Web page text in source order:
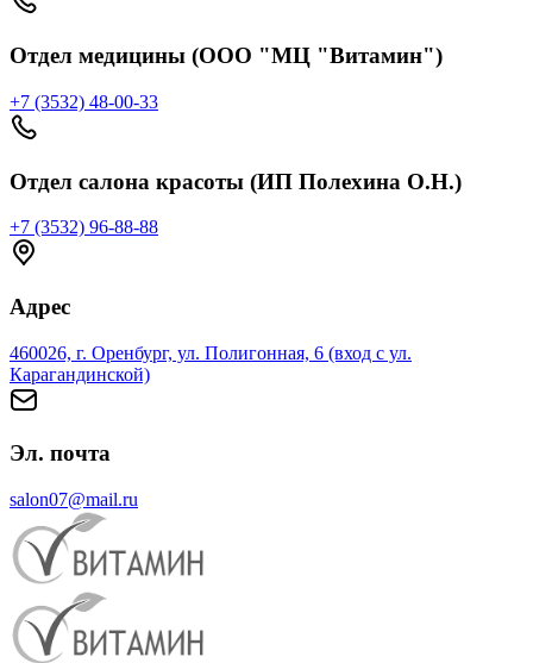
Отдел медицины (ООО "МЦ "Витамин")
+7 (3532) 48-00-33
Отдел салона красоты (ИП Полехина О.Н.)
+7 (3532) 96-88-88
Адрес
460026, г. Оренбург, ул. Полигонная, 6 (вход с ул.
Карагандинской)
Эл. почта
salon07@mail.ru